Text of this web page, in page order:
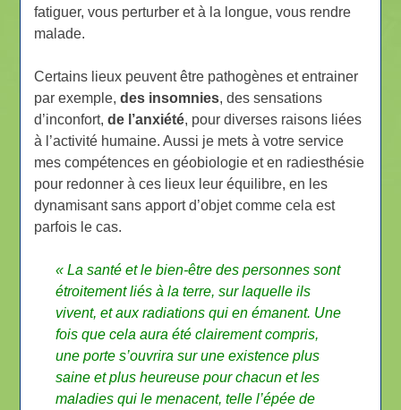
fatiguer, vous perturber et à la longue, vous rendre
malade.
Certains lieux peuvent être pathogènes et entrainer
par exemple,des insomnies, des sensations
d’inconfort,de l’anxiété, pour diverses raisons liées
à l’activité humaine. Aussi je mets à votre service
mes compétences en géobiologie et en radiesthésie
pour redonner à ces lieux leur équilibre, en les
dynamisant sans apport d’objet comme cela est
parfois le cas.
« La santé et le bien-être des personnes sont
étroitement liés à la terre, sur laquelle ils
vivent, et aux radiations qui en émanent. Une
fois que cela aura été clairement compris,
une porte s’ouvrira sur une existence plus
saine et plus heureuse pour chacun et les
maladies qui le menacent, telle l’épée de